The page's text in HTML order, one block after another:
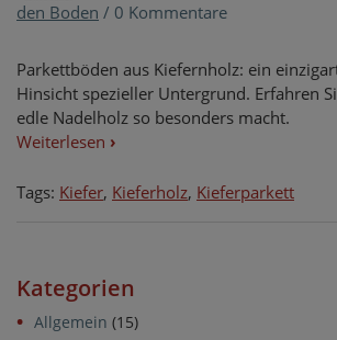
den Boden / 0 Kommentare
Parkettböden aus Kiefernholz: ein
Hinsicht spezieller Untergrund. Erfahren
edle Nadelholz so besonders macht.
Weiterlesen ›
Tags: Kiefer, Kieferholz, Kieferparkett
Kategorien
Allgemein (15)